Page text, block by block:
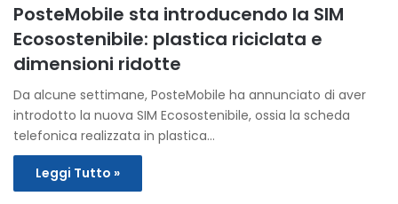
PosteMobile sta introducendo la SIM
Ecosostenibile: plastica riciclata e
dimensioni ridotte
Da alcune settimane, PosteMobile ha annunciato di aver
introdotto la nuova SIM Ecosostenibile, ossia la scheda
telefonica realizzata in plastica…
Leggi Tutto »